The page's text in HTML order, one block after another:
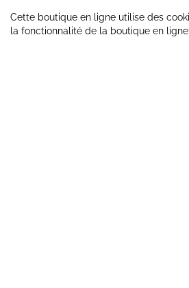
Cette boutique en ligne utilise des
la fonctionnalité de la boutique en